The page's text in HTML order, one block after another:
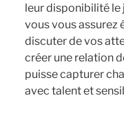
leur disponibilité le
vous vous assurez
discuter de vos
créer une relation
puisse capturer
avec talent et